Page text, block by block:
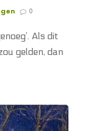
0
Als dit
gelden, dan